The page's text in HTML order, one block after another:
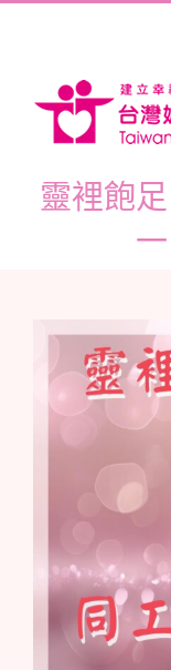
content
靈裡飽